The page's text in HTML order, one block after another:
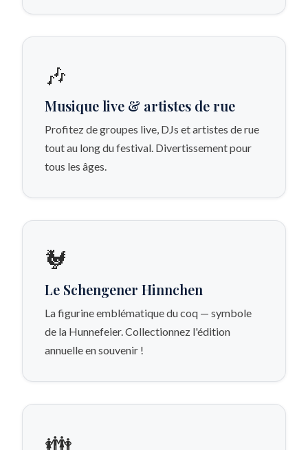
🎶
Musique live & artistes de rue
Profitez de groupes live, DJs et artistes de rue
tout au long du festival. Divertissement pour
tous les âges.
🐓
Le Schengener Hinnchen
La figurine emblématique du coq — symbole
de la Hunnefeier. Collectionnez l'édition
annuelle en souvenir !
👪